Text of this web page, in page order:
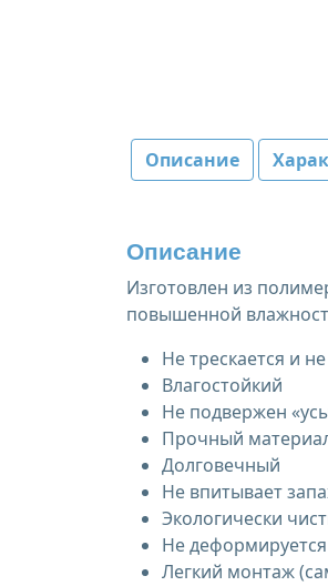
Описание
Описание
Изготовлен из
повышенной
Не трескается и
Влагостойкий
Не подвержен
Прочный
Долговечный
Не впитывает
Экологически
Не
Легкий монтаж